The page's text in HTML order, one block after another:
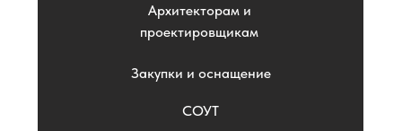
Архитекторам и
проектировщикам
Закупки и оснащение
СОУТ